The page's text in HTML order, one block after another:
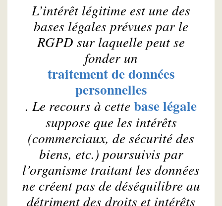
L’intérêt légitime est une des
bases légales prévues par le
RGPD sur laquelle peut se
fonder un
traitement de données
personnelles
. Le recours à cette base légale
suppose que les intérêts
(commerciaux, de sécurité des
biens, etc.) poursuivis par
l’organisme traitant les données
ne créent pas de déséquilibre au
détriment des droits et intérêts